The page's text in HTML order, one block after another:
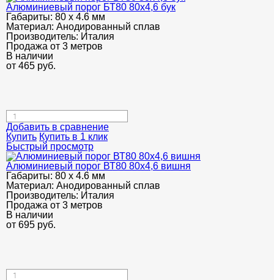
Алюминиевый порог БТ80 80х4,6 бук
Габариты: 80 х 4.6 мм
Материал: Анодированный сплав
Производитель: Италия
Продажа от 3 метров
В наличии
от 465 руб.
Добавить в сравнение
Купить Купить в 1 клик
Быстрый просмотр
Алюминиевый порог ВТ80 80х4,6 вишня
Габариты: 80 х 4.6 мм
Материал: Анодированный сплав
Производитель: Италия
Продажа от 3 метров
В наличии
от 695 руб.